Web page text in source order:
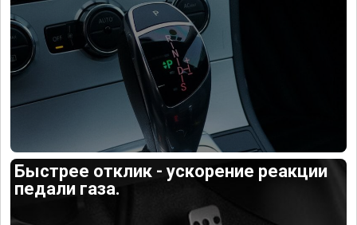
Быстрее отклик - ускорение реакции
педали газа.